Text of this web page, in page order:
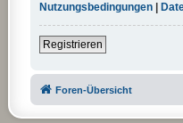
Nutzungsbedingungen|
Registrieren
Foren-Übersicht